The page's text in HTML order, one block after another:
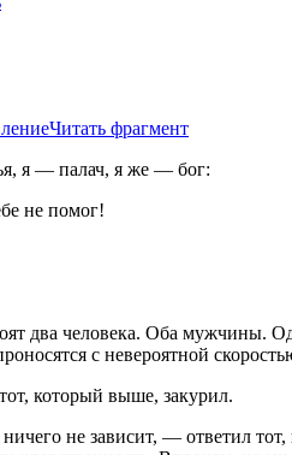
Читать фрагмент
я — палач, я же — бог:
не помог!
два человека. Оба мужчины.
с невероятной
который выше, закурил.
не зависит, — ответил